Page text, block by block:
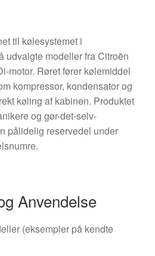
til kølesystemet i
modeller fra Citroën
motor. Røret fører kølemiddel
kompressor, kondensator og
køling af kabinen. Produktet
og gør-det-selv-
pålidelig reservedel under
Anvendelse
(eksempler på kendte